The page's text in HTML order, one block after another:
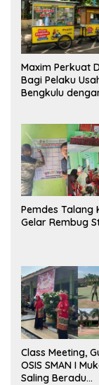
Maxim Perkuat
Bagi Pelaku
Bengkulu
Pasar
Pemdes Talang
Gelar Rembug
Class Meeting,
OSIS SMAN I
Saling Beradu